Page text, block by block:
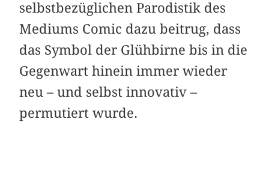
selbstbezüglichen Parodistik des
Mediums Comic dazu beitrug, dass
das Symbol der Glühbirne bis in die
Gegenwart hinein immer wieder
neu – und selbst innovativ –
permutiert wurde.